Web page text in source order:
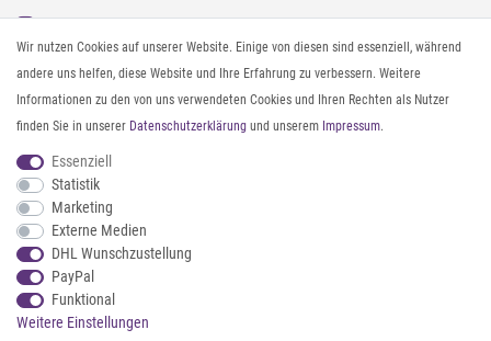
Instagram
Facebook
Pinterest
Twitter
Youtube
Threads
Gürtel messen & kürzen
Sonnenbrillen & UV-Schutz
Textilpflege
Textil- und Material-Guide
Geldbörse richtig organisieren
ZAHLUNG & VERSAND
Wir nutzen Cookies auf unserer Website. Einige von diesen sind essenziell, während
andere uns helfen, diese Website und Ihre Erfahrung zu verbessern. Weitere
Informationen zu den von uns verwendeten Cookies und Ihren Rechten als Nutzer
finden Sie in unserer Daten­schutz­erklärung und unserem Impressum.
Essenziell
Statistik
Marketing
Externe Medien
DHL Wunschzustellung
PayPal
Funktional
Weitere Einstellungen